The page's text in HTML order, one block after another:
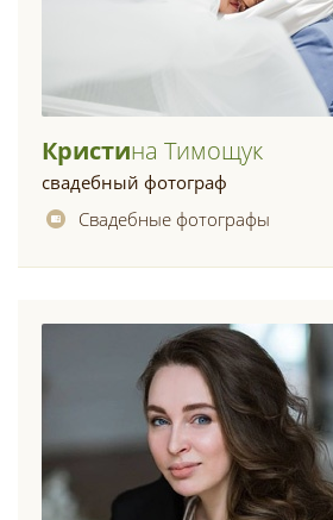
КристиНа Тимощук
свадебный фотограф
Свадебные фотографы